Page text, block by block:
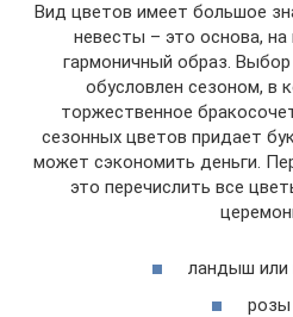
Вид цветов имеет большое
невесты – это основа,
гармоничный образ.
обусловлен сезоном, в
торжественное
сезонных цветов придает
может сэкономить деньги.
это перечислить все
ландыш или
розы